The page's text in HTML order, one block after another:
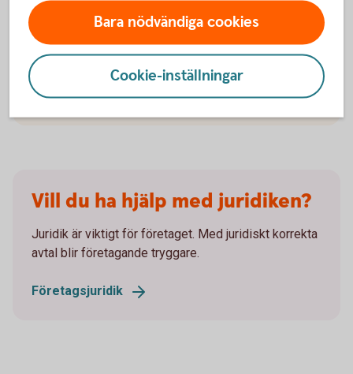
Det nya prisbasbeloppet för 2026 är fastställt till 59
200 kr, vilket innebär en höjning med 400 kr.
Prisbasbeloppet påverkar bland annat hur mycket
man betalar i skatt, pensions- och
försäkringsförmåner samt bidrag.
Vill du ha hjälp med juridiken?
Juridik är viktigt för företaget. Med juridiskt korrekta
avtal blir företagande tryggare.
Företagsjuridik
Bara nödvändiga cookies
Cookie-inställningar